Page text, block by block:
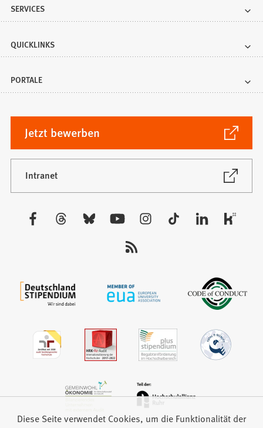
SERVICES
QUICKLINKS
PORTALE
Jetzt bewerben
(Öffnet
in
einem
neuen
Tab)
Intranet
(Öffnet
neuen
Besuchen
Diese Seite verwendet Cookies, um die Funktionalität der